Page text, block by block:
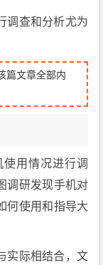
调查和分析尤为
篇文章全部内
用情况进行调
调研发现手机对
何使用和指导大
实际相结合，文